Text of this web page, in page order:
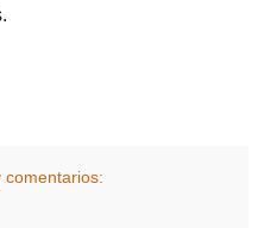
comentarios: